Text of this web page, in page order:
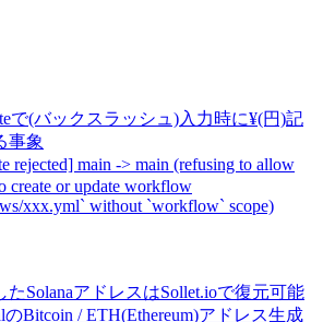
で(バックスラッシュ)入力時に¥(円)記
事象
rejected] main -> main (refusing to allow
create or update workflow
xxx.yml` without `workflow` scope)
たSolanaアドレスはSollet.ioで復元可能
のBitcoin / ETH(Ethereum)アドレス生成